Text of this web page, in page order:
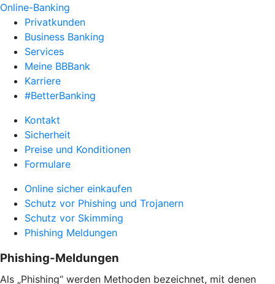
Online-Banking
Privatkunden
Business Banking
Services
Meine BBBank
Karriere
#BetterBanking
Kontakt
Sicherheit
Preise und Konditionen
Formulare
Online sicher einkaufen
Schutz vor Phishing und Trojanern
Schutz vor Skimming
Phishing Meldungen
Phishing-Meldungen
Als „Phishing“ werden Methoden bezeichnet, mit denen